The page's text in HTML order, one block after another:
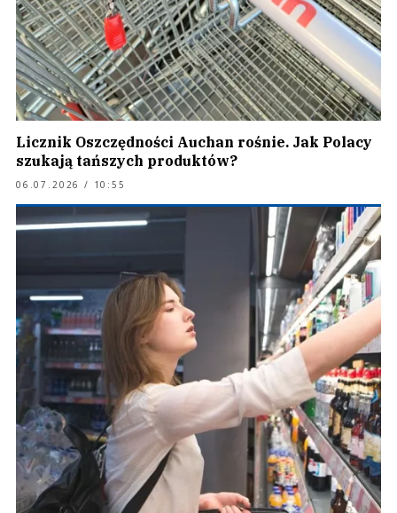
Licznik Oszczędności Auchan rośnie. Jak Polacy
szukają tańszych produktów?
06.07.2026 / 10:55